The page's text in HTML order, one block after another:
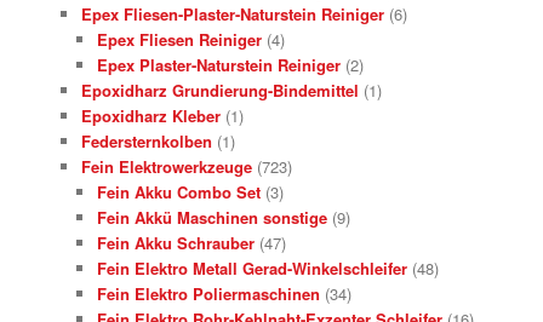
Epex Fliesen-Plaster-Naturstein Reiniger (6)
Epex Fliesen Reiniger (4)
Epex Plaster-Naturstein Reiniger (2)
Epoxidharz Grundierung-Bindemittel (1)
Epoxidharz Kleber (1)
Federsternkolben (1)
Fein Elektrowerkzeuge (723)
Fein Akku Combo Set (3)
Fein Akkü Maschinen sonstige (9)
Fein Akku Schrauber (47)
Fein Elektro Metall Gerad-Winkelschleifer (48)
Fein Elektro Poliermaschinen (34)